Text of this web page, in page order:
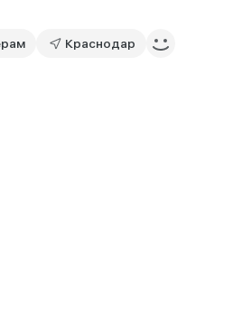
Краснодар